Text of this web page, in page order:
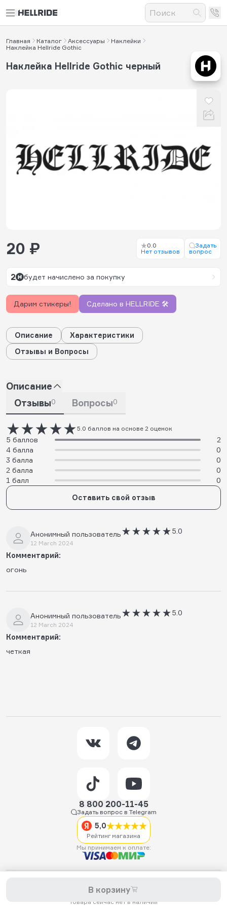
Главная Каталог Аксессуары
Наклейки
Наклейка Hellride Gothic
Наклейка Hellride Gothic черный
20 ₽
0.0
Нет отзывов
Задать
вопрос
В корзину
Товара сейчас нет в наличии
2 будет начислено за покупку
Дарим стикеры! Сделано в HELLRIDE 🛠️
Описание
Характеристики
Отзывы и Вопросы
Описание
Отзывы0 Вопросы0
5.0 баллов на основе 2 оценок
5 баллов
2
4 балла
0
3 балла
0
2 балла
0
1 балл
0
Оставить свой отзыв
Анонимный пользователь
12 March 2024
5.0
Комментарий:
огонь
Анонимный пользователь
12 March 2024
5.0
Комментарий:
четкая
8 800 200-11-45
Задать вопрос в Telegram
5,0
Рейтинг магазина
Мы принимаем к оплате:
самокатов, запчастей для самокатов, аксессуаров, экипировки,
одежды и обуви.